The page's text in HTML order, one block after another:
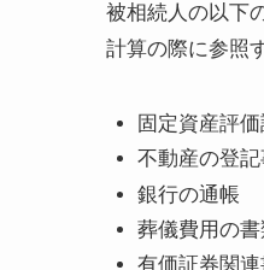
被相続人の以下
計算の際に参照
固定資産評
不動産の登記
銀行の通帳
葬儀費用の書
有価証券関連